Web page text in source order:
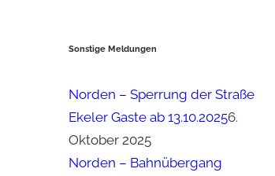
Sonstige Meldungen
Norden – Sperrung der Straße
Ekeler Gaste ab 13.10.20256.
Oktober 2025
Norden – Bahnübergang